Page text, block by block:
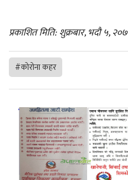
प्रकाशित मिति: शुक्रबार, भदौ ५,
#कोरोना कहर